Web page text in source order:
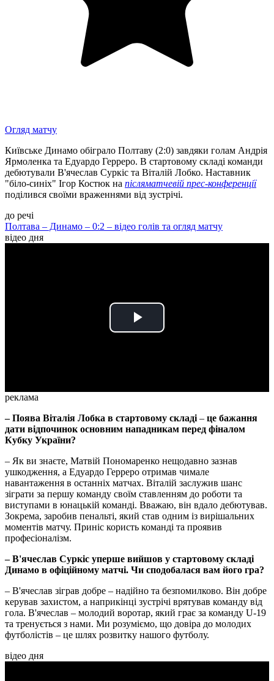
Огляд матчу
Київське Динамо обіграло Полтаву (2:0) завдяки голам Андрія
Ярмоленка та Едуардо Герреро. В стартовому складі команди
дебютували В'ячеслав Суркіс та Віталій Лобко. Наставник
"біло-синіх" Ігор Костюк на післяматчевій прес-конференції
поділився своїми враженнями від зустрічі.
до речі
Полтава – Динамо – 0:2 – відео голів та огляд матчу
відео дня
Play
реклама
– Поява Віталія Лобка в стартовому складі – це бажання
дати відпочинок основним нападникам перед фіналом
Кубку України?
– Як ви знаєте, Матвій Пономаренко нещодавно зазнав
ушкодження, а Едуардо Герреро отримав чимале
навантаження в останніх матчах. Віталій заслужив шанс
зіграти за першу команду своїм ставленням до роботи та
виступами в юнацькій команді. Вважаю, він вдало дебютував.
Зокрема, заробив пенальті, який став одним із вирішальних
моментів матчу. Приніс користь команді та проявив
професіоналізм.
– В'ячеслав Суркіс уперше вийшов у стартовому складі
Динамо в офіційному матчі. Чи сподобалася вам його гра?
– В'ячеслав зіграв добре – надійно та безпомилково. Він добре
керував захистом, а наприкінці зустрічі врятував команду від
гола. В'ячеслав – молодий воротар, який грає за команду U-19
та тренується з нами. Ми розуміємо, що довіра до молодих
футболістів – це шлях розвитку нашого футболу.
відео дня